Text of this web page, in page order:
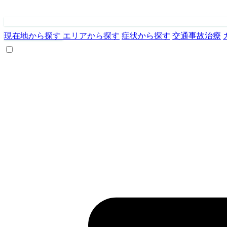
現在地から探す エリアから探す 症状から探す 交通事故治療